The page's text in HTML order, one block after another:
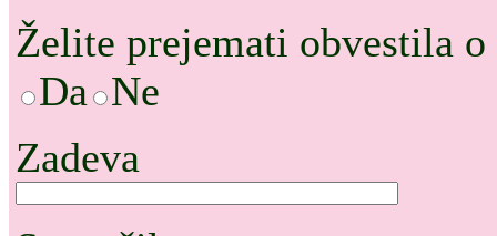
Želite prejemati obvestila
Da Ne
Zadeva